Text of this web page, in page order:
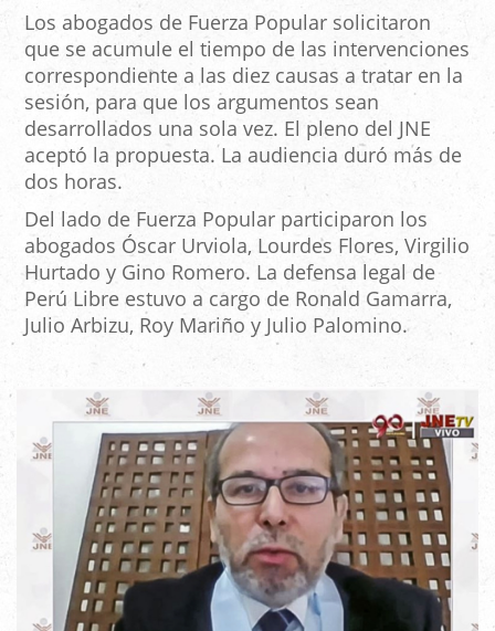
Los abogados de Fuerza Popular solicitaron
que se acumule el tiempo de las intervenciones
correspondiente a las diez causas a tratar en la
sesión, para que los argumentos sean
desarrollados una sola vez. El pleno del JNE
aceptó la propuesta. La audiencia duró más de
dos horas.
Del lado de Fuerza Popular participaron los
abogados Óscar Urviola, Lourdes Flores, Virgilio
Hurtado y Gino Romero. La defensa legal de
Perú Libre estuvo a cargo de Ronald Gamarra,
Julio Arbizu, Roy Mariño y Julio Palomino.